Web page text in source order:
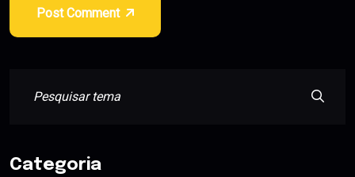
Post Comment
Categoria